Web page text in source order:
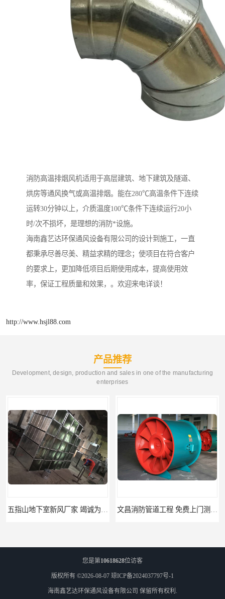
消防高温排烟风机适用于高层建筑、地下建筑及隧道、
烘房等通风换气或高温排烟。能在280℃高温条件下连续
运转30分钟以上，介质温度100℃条件下连续运行20小
时/次不损坏，是理想的消防*设施。
海南鑫艺达环保通风设备有限公司的设计到施工，一直
都秉承尽善尽美、精益求精的理念；使项目在符合客户
的要求上，更加降低项目后期使用成本，提高使用效
率，保证工程质量和效果，。欢迎来电详谈！
http://www.hsjl88.com
产品推荐
Development, design, production and sales in one of the manufacturing
enterprises
您是第10618628位访客
版权所有 ©2026-08-07 琼ICP备2024037797号-1
海南鑫艺达环保通风设备有限公司 保留所有权利.